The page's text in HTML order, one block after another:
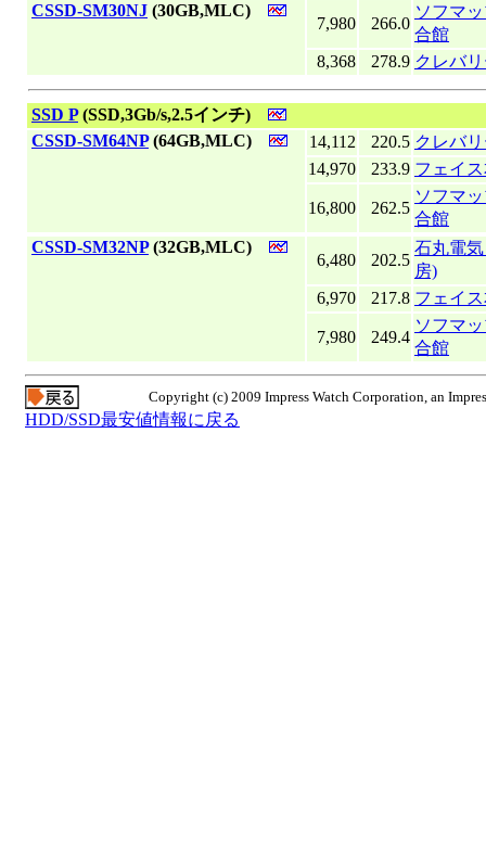
CSSD-SM30NJ (30GB,MLC)
7,980 266.0
ソフマ
合館
8,368
278.9 クレバ
SSD P(SSD,3Gb/s,2.5インチ)
CSSD-SM64NP(64GB,MLC) 14,112 220.5 クレバ
14,970
233.9 フェイ
16,800 262.5
ソフマ
合館
CSSD-SM32NP(32GB,MLC)
6,480 202.5
石丸電
房)
6,970
217.8 フェイ
7,980 249.4
ソフマ
合館
Copyright (c) 2009 Impress Watch Corporation, an
HDD/SSD最安値情報に戻る